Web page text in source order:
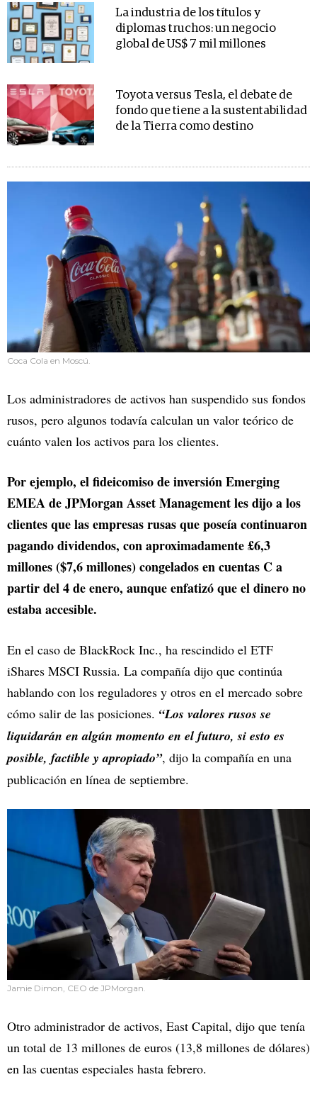
La industria de los títulos y
diplomas truchos: un negocio
global de US$ 7 mil millones
Toyota versus Tesla, el debate de
fondo que tiene a la sustentabilidad
de la Tierra como destino
Coca Cola en Moscú.
Los administradores de activos han suspendido sus fondos
rusos, pero algunos todavía calculan un valor teórico de
cuánto valen los activos para los clientes.
Por ejemplo, el fideicomiso de inversión Emerging
EMEA de JPMorgan Asset Management les dijo a los
clientes que las empresas rusas que poseía continuaron
pagando dividendos, con aproximadamente £6,3
millones ($7,6 millones) congelados en cuentas C a
partir del 4 de enero, aunque enfatizó que el dinero no
estaba accesible.
En el caso de BlackRock Inc., ha rescindido el ETF
iShares MSCI Russia. La compañía dijo que continúa
hablando con los reguladores y otros en el mercado sobre
cómo salir de las posiciones. “Los valores rusos se
liquidarán en algún momento en el futuro, si esto es
posible, factible y apropiado”, dijo la compañía en una
publicación en línea de septiembre.
Jamie Dimon, CEO de JPMorgan.
Otro administrador de activos, East Capital, dijo que tenía
un total de 13 millones de euros (13,8 millones de dólares)
en las cuentas especiales hasta febrero.